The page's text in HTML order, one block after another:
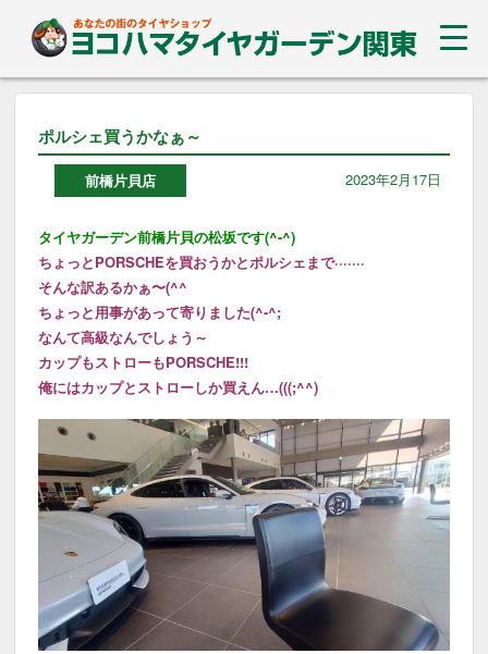
ポルシェ買うかなぁ～
前橋片貝店 2023年2月17日
タイヤガーデン前橋片貝の松坂です(^-^)
ちょっとPORSCHEを買おうかとポルシェまで·······
そんな訳あるかぁ〜(^^ゞ
ちょっと用事があって寄りました(^-^;
なんて高級なんでしょう～
カップもストローもPORSCHE!!!
俺にはカップとストローしか買えん…(((;^^)